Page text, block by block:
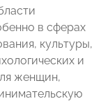
в сферах
культуры,
и
женщин,